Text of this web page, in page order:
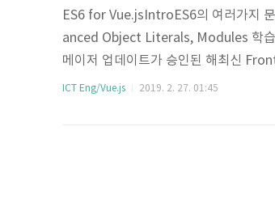
ES6 for Vue.jsIntroES6의 여러가지
anced Object Literals, Modules 학습
메이저 업데이트가 승인된 해최신
법이 간결해져서 익숙해지면 코딩을 훨
ICT Eng/Vue.js 2019. 2. 27. 01:45